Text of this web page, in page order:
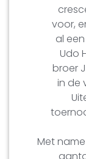
voor,
al
Udo
broer
in de
Met